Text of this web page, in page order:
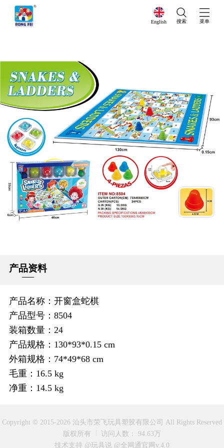
English 搜索 菜单
产品资料
产品名称：开窗盒蛇棋
产品型号：8504
装箱数量：24
产品规格：130*93*0.15 cm
外箱规格：74*49*68 cm
毛重：16.5 kg
净重：14.5 kg
Copyright © 2015-2026 汕头市荣飞玩具塑胶有限公司 All Rights Reserved
版权所有
访问人数： 94.63万
技术支持 @玩具说 @全网通官网v.4.0